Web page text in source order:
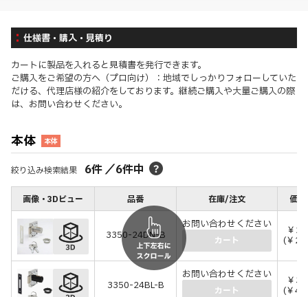
仕様書・購入・見積り
カートに製品を入れると見積書を発行できます。
ご購入をご希望の方へ（プロ向け）：地域でしっかりフォローしていた
だける、代理店様の紹介をしております。継続ご購入や大量ご購入の際
は、お問い合わせください。
本体 本体
絞り込み検索結果 6件／6件中
画像・3Dビュー 品番 在庫/注文 価
3350-24DN-B
お問い合わせください
カート
￥
(￥
3350-24BL-B
お問い合わせください
カート
￥
(￥